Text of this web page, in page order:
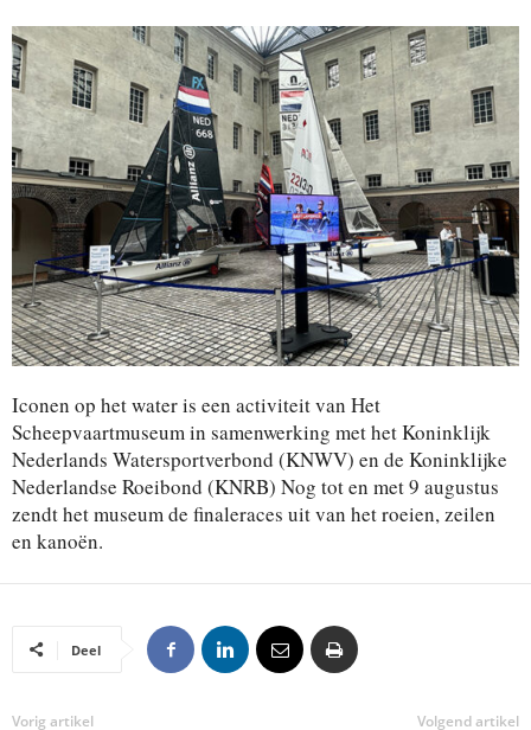
Iconen op het water is een activiteit van Het
Scheepvaartmuseum in samenwerking met het Koninklijk
Nederlands Watersportverbond (KNWV) en de Koninklijke
Nederlandse Roeibond (KNRB) Nog tot en met 9 augustus
zendt het museum de finaleraces uit van het roeien, zeilen
en kanoën.
Deel
Vorig artikel Volgend artikel